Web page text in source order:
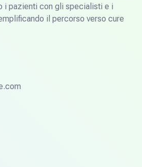
i pazienti con gli specialisti e i
il percorso verso cure